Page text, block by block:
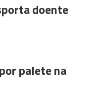
doente
palete na